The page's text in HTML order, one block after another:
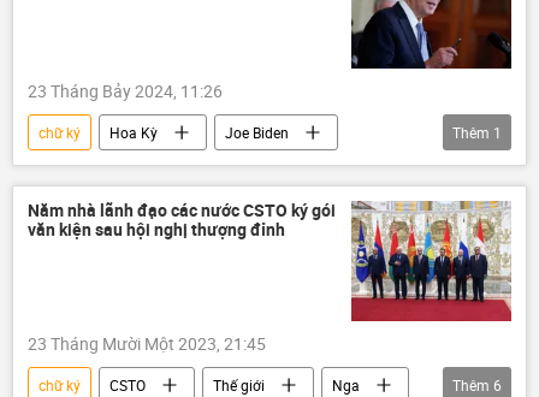
23 Tháng Bảy 2024, 11:26
chữ ký Hoa Kỳ
Joe Biden
Xã hội
Thế giới
Thêm 1
Năm nhà lãnh đạo các nước CSTO ký gói
văn kiện sau hội nghị thượng đỉnh
23 Tháng Mười Một 2023, 21:45
chữ ký CSTO Thế giới
Nga
Thêm 6